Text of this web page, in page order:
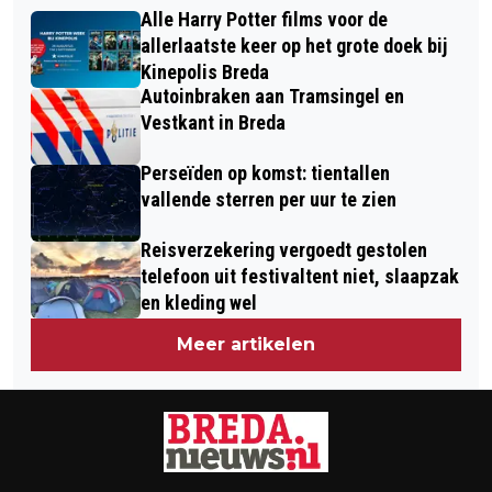
FINANCIËLE RISICO’S BIJ
WONINGAANKOOP
THE SUPER MARIO GALAXY MOVIE
Alle Harry Potter films voor de
allerlaatste keer op het grote doek bij
Kinepolis Breda
Autoinbraken aan Tramsingel en
Vestkant in Breda
Perseïden op komst: tientallen
vallende sterren per uur te zien
Reisverzekering vergoedt gestolen
telefoon uit festivaltent niet, slaapzak
en kleding wel
Meer artikelen